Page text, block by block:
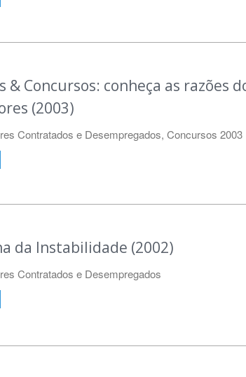
& Concursos: conheça as razões
(2003)
Contratados e Desempregados, Concursos 2003
da Instabilidade (2002)
Contratados e Desempregados